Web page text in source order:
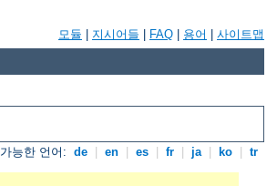
모듈 지시어들 FAQ 용어 사이트맵
가능한 언어: de en es fr ja ko tr